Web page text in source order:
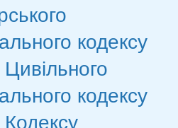
кодексу
кодексу
Кодексу